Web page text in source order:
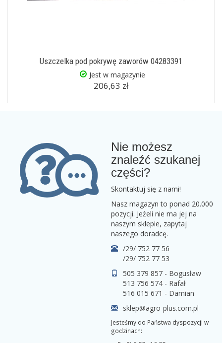
Uszczelka pod pokrywę zaworów 04283391
Jest w magazynie
206,63 zł
Nie możesz
znaleźć szukanej
części?
Skontaktuj się z nami!
Nasz magazyn to ponad 20.000
pozycji. Jeżeli nie ma jej na
naszym sklepie, zapytaj
naszego doradcę.
/29/ 752 77 56
/29/ 752 77 53
505 379 857 - Bogusław
513 756 574 - Rafał
516 015 671 - Damian
sklep@agro-plus.com.pl
Jesteśmy do Państwa dyspozycji w
godzinach: